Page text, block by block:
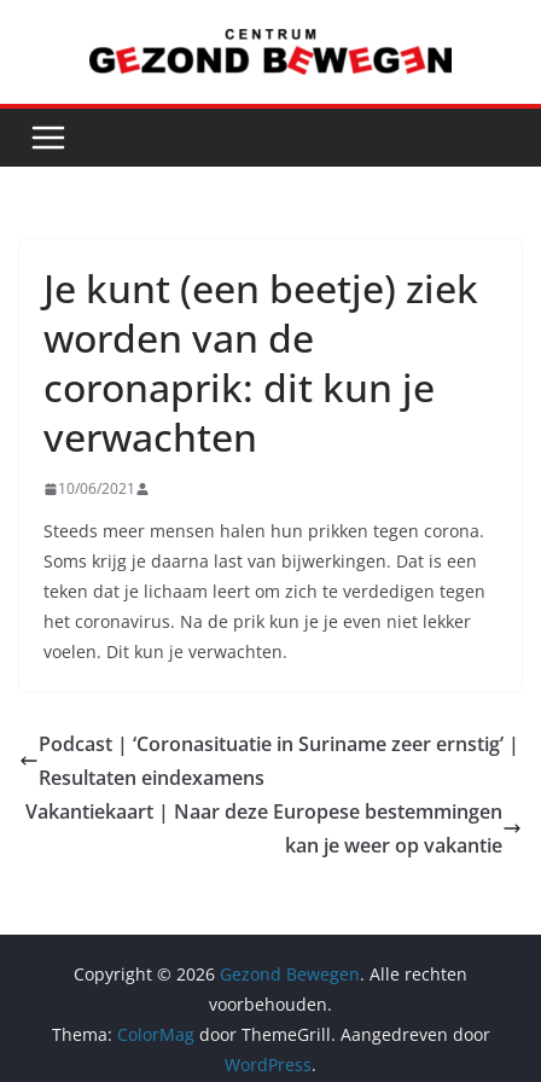
inhoud
Je kunt (een beetje) ziek
worden van de
coronaprik: dit kun je
verwachten
10/06/2021
Steeds meer mensen halen hun prikken tegen corona.
Soms krijg je daarna last van bijwerkingen. Dat is een
teken dat je lichaam leert om zich te verdedigen tegen
het coronavirus. Na de prik kun je je even niet lekker
voelen. Dit kun je verwachten.
Podcast | ‘Coronasituatie in Suriname zeer ernstig’ |
Resultaten eindexamens
Vakantiekaart | Naar deze Europese bestemmingen
kan je weer op vakantie
Copyright © 2026 Gezond Bewegen. Alle rechten
voorbehouden.
Thema: ColorMagdoor ThemeGrill. Aangedreven door
WordPress.